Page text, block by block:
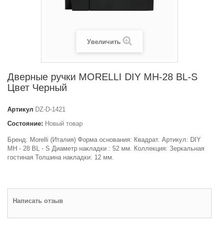
Увеличить
Дверные ручки MORELLI DIY MH-28 BL-S
Цвет Черный
Артикул DZ-D-1421
Состояние: Новый товар
Бренд: Morelli (Италия) Форма основания: Квадрат. Артикул: DIY
MH - 28 BL - S Диаметр накладки : 52 мм. Коллекция: Зеркальная
гостиная Толшина накладки: 12 мм.
Написать отзыв